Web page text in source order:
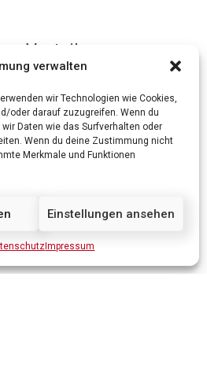
verwalten
wir Technologien wie Cookies,
oder darauf zuzugreifen. Wenn du
Daten wie das Surfverhalten oder
Wenn du deine Zustimmung nicht
Merkmale und Funktionen
Einstellungen ansehen
Impressum
Verteilung
globalen
Anlagen,
beraten
für die Netze